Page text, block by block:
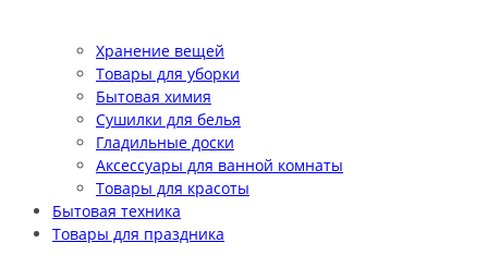
Хранение вещей
Товары для уборки
Бытовая химия
Сушилки для белья
Гладильные доски
Аксессуары для ванной комнаты
Товары для красоты
Бытовая техника
Товары для праздника